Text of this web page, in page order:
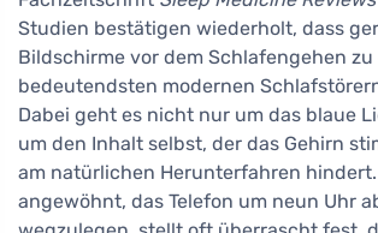
Studien bestätigen wiederholt, dass
Bildschirme vor dem Schlafengehen zu
bedeutendsten modernen
Dabei geht es nicht nur um das blaue
um den Inhalt selbst, der das Gehirn
am natürlichen Herunterfahren hindert.
angewöhnt, das Telefon um neun Uhr